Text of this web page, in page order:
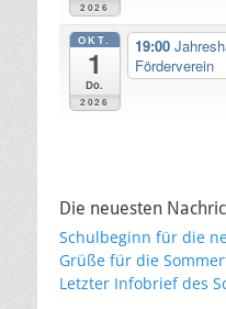
2026
OKT.
1
Do.
2026
19:00
Förderverein
Die neuesten
Schulbeginn für die
Grüße für die
Letzter Infobrief des